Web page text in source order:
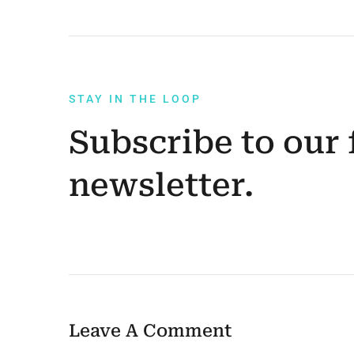
STAY IN THE LOOP
Subscribe to our
newsletter.
Leave A Comment